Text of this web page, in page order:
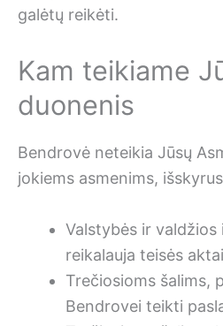
galėtų reikėti.
Kam teikiame
duonenis
Bendrovė neteikia Jūsų
jokiems asmenims,
Valstybės ir
reikalauja teisės
Trečiosioms šalims,
Bendrovei teikti